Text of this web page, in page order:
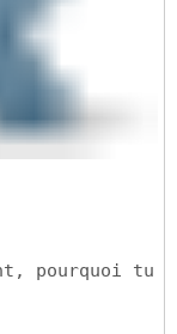
pourquoi tu